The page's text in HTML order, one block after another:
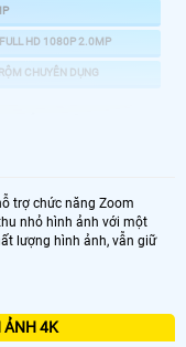
HD 1080P 2.0MP
CHUYÊN DỤNG
trợ chức năng Zoom
nhỏ hình ảnh với một
lượng hình ảnh, vẫn giữ
ẢNH 4K